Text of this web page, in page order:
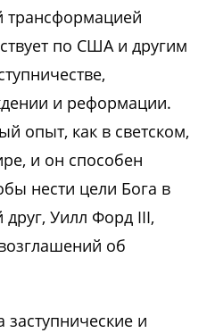
трансформацией
по США и другим
и реформации.
опыт, как в светском,
и он способен
нести цели Бога в
Уилл Форд III,
об
заступнические и